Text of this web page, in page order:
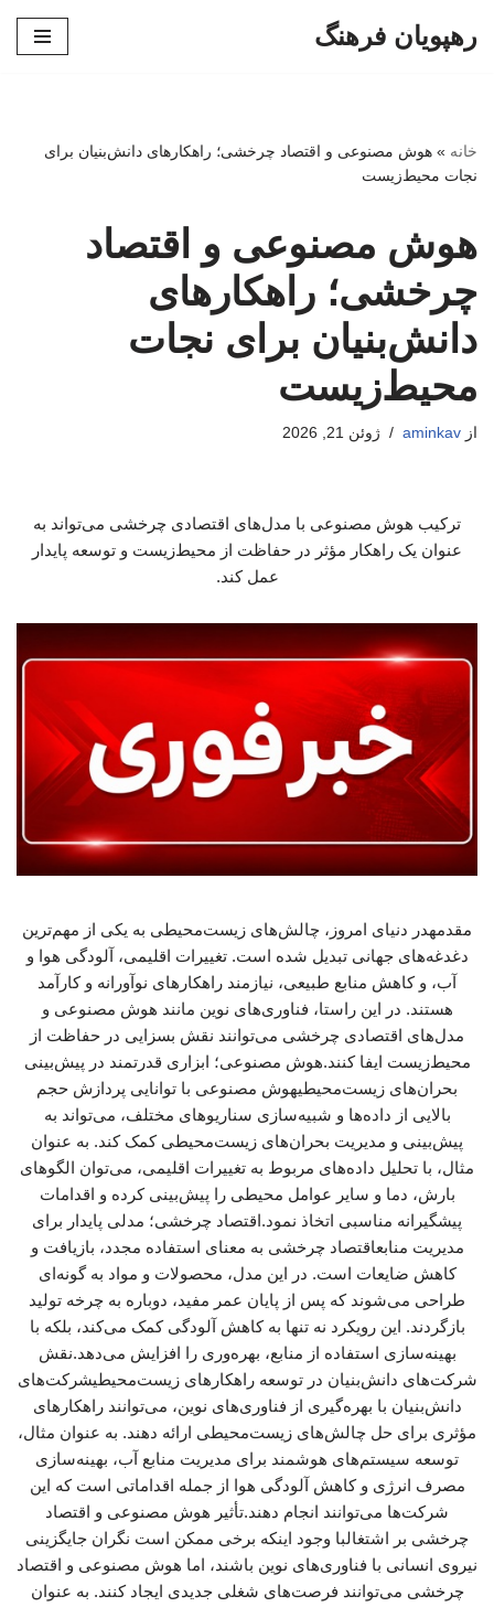
رهپویان فرهنگ
خانه » هوش مصنوعی و اقتصاد چرخشی؛ راهکارهای دانش‌بنیان برای
نجات محیط‌زیست
هوش مصنوعی و اقتصاد
چرخشی؛ راهکارهای
دانش‌بنیان برای نجات
محیط‌زیست
از aminkav ژوئن 21, 2026
ترکیب هوش مصنوعی با مدل‌های اقتصادی چرخشی می‌تواند به
عنوان یک راهکار مؤثر در حفاظت از محیط‌زیست و توسعه پایدار
عمل کند.
مقدمهدر دنیای امروز، چالش‌های زیست‌محیطی به یکی از مهم‌ترین
دغدغه‌های جهانی تبدیل شده است. تغییرات اقلیمی، آلودگی هوا و
آب، و کاهش منابع طبیعی، نیازمند راهکارهای نوآورانه و کارآمد
هستند. در این راستا، فناوری‌های نوین مانند هوش مصنوعی و
مدل‌های اقتصادی چرخشی می‌توانند نقش بسزایی در حفاظت از
محیط‌زیست ایفا کنند.هوش مصنوعی؛ ابزاری قدرتمند در پیش‌بینی
بحران‌های زیست‌محیطیهوش مصنوعی با توانایی پردازش حجم
بالایی از داده‌ها و شبیه‌سازی سناریوهای مختلف، می‌تواند به
پیش‌بینی و مدیریت بحران‌های زیست‌محیطی کمک کند. به عنوان
مثال، با تحلیل داده‌های مربوط به تغییرات اقلیمی، می‌توان الگوهای
بارش، دما و سایر عوامل محیطی را پیش‌بینی کرده و اقدامات
پیشگیرانه مناسبی اتخاذ نمود.اقتصاد چرخشی؛ مدلی پایدار برای
مدیریت منابعاقتصاد چرخشی به معنای استفاده مجدد، بازیافت و
کاهش ضایعات است. در این مدل، محصولات و مواد به گونه‌ای
طراحی می‌شوند که پس از پایان عمر مفید، دوباره به چرخه تولید
بازگردند. این رویکرد نه تنها به کاهش آلودگی کمک می‌کند، بلکه با
بهینه‌سازی استفاده از منابع، بهره‌وری را افزایش می‌دهد.نقش
شرکت‌های دانش‌بنیان در توسعه راهکارهای زیست‌محیطیشرکت‌های
دانش‌بنیان با بهره‌گیری از فناوری‌های نوین، می‌توانند راهکارهای
مؤثری برای حل چالش‌های زیست‌محیطی ارائه دهند. به عنوان مثال،
توسعه سیستم‌های هوشمند برای مدیریت منابع آب، بهینه‌سازی
مصرف انرژی و کاهش آلودگی هوا از جمله اقداماتی است که این
شرکت‌ها می‌توانند انجام دهند.تأثیر هوش مصنوعی و اقتصاد
چرخشی بر اشتغالبا وجود اینکه برخی ممکن است نگران جایگزینی
نیروی انسانی با فناوری‌های نوین باشند، اما هوش مصنوعی و اقتصاد
چرخشی می‌توانند فرصت‌های شغلی جدیدی ایجاد کنند. به عنوان